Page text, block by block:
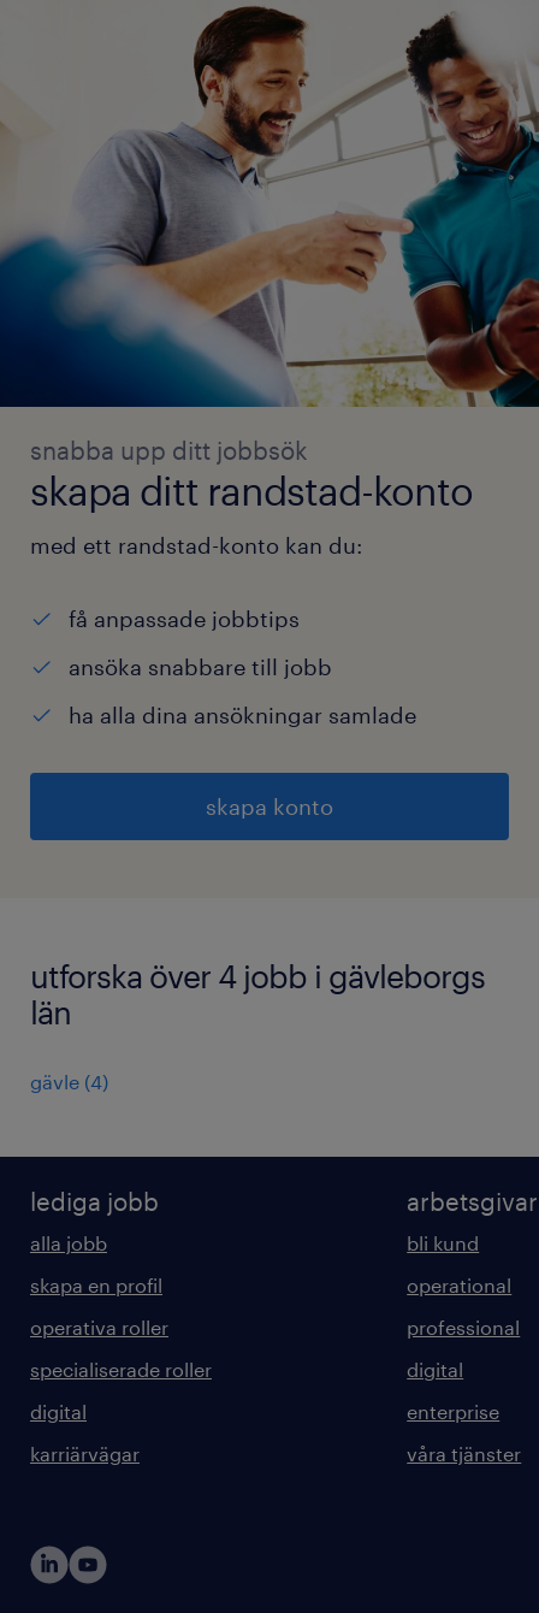
snabba upp ditt jobbsök
skapa ditt randstad-konto
med ett randstad-konto kan du:
få anpassade jobbtips
ansöka snabbare till jobb
ha alla dina ansökningar samlade
skapa konto
utforska över 4 jobb i gävleborgs
län
gävle (4)
lediga jobb
alla jobb
skapa en profil
operativa roller
specialiserade roller
digital
karriärvägar
bli kund
operational
professional
digital
enterprise
våra tjänster